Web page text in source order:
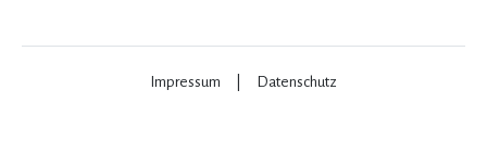
Impressum Datenschutz